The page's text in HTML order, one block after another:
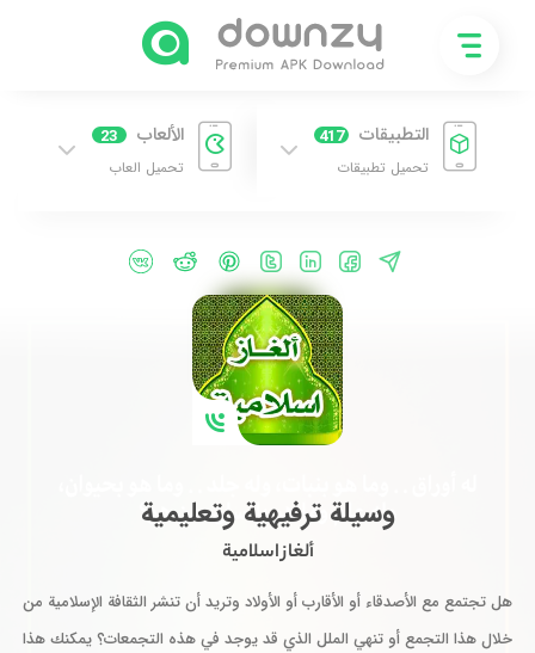
التطبيقات 417
تحميل تطبيقات
الألعاب 23
تحميل العاب
وسيلة ترفيهية وتعليمية
ألغاز اسلامي‪ة
هل تجتمع مع الأصدقاء أو الأقارب أو الأولاد وتريد أن تنشر الثقافة الإسلامية من
خلال هذا التجمع أو تنهي الملل الذي قد يوجد في هذه التجمعات؟ يمكنك هذا